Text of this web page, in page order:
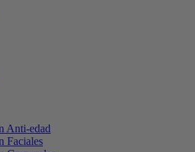
Anti-edad
Faciales